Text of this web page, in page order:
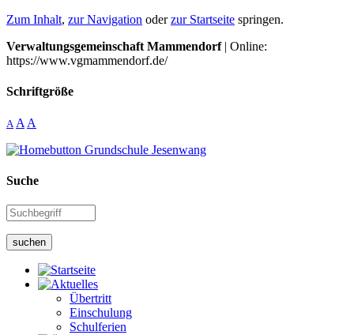
Zum Inhalt, zur Navigation oderzur Startseite springen.
Verwaltungsgemeinschaft Mammendorf| Online:
https://www.vgmammendorf.de/
Schriftgröße
A A A
Suche
suchen
Übertritt
Einschulung
Schulferien